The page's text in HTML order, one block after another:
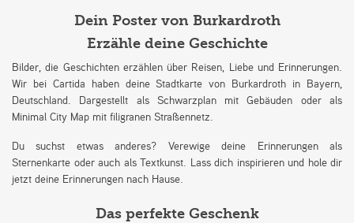
Dein Poster von Burkardroth
Erzähle deine Geschichte
Bilder, die Geschichten erzählen über Reisen, Liebe und Erinnerungen.
Wir bei Cartida haben deine Stadtkarte von Burkardroth in Bayern,
Deutschland. Dargestellt als Schwarzplan mit Gebäuden oder als
Minimal City Map mit filigranen Straßennetz.
Du suchst etwas anderes? Verewige deine Erinnerungen als
Sternenkarte oder auch als Textkunst. Lass dich inspirieren und hole dir
jetzt deine Erinnerungen nach Hause.
Das perfekte Geschenk